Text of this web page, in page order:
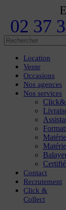
02 37
Location
Vente
Occasions
Nos agences
Nos services
Contact
Recrutement
Click &
Collect